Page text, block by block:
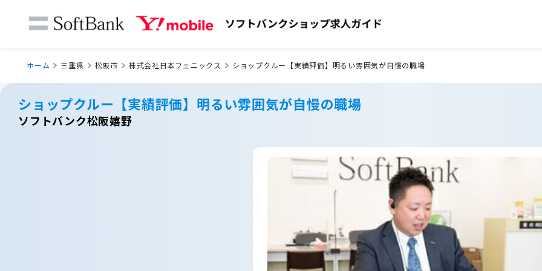
ホーム 三重県 松阪市 株式会社日本フェニックス ショップクルー【実績評価】明るい雰囲気が自慢の職場
ショップクルー【実績評価】明るい雰囲気が自慢の職場
ソフトバンク松阪嬉野